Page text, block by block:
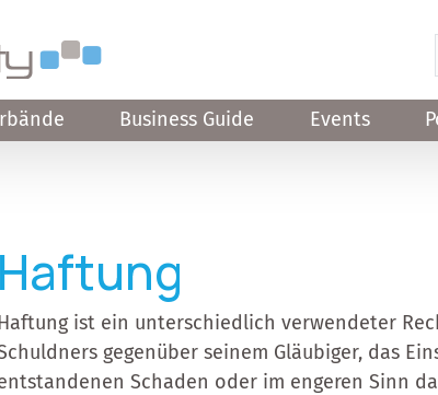
Business Guide Events
Haftung
ist ein unterschiedlich verwendeter
gegenüber seinem Gläubiger, das
Schaden oder im engeren Sinn